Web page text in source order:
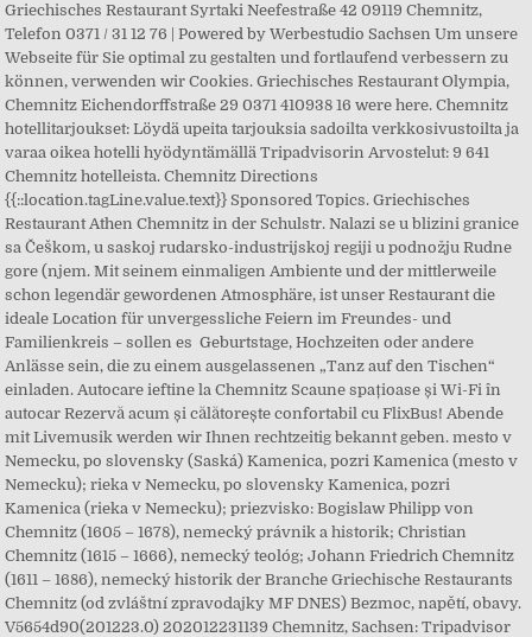
Griechisches Restaurant Syrtaki Neefestraße 42 09119 Chemnitz,
Telefon 0371 / 31 12 76 | Powered by Werbestudio Sachsen Um unsere
Webseite für Sie optimal zu gestalten und fortlaufend verbessern zu
können, verwenden wir Cookies. Griechisches Restaurant Olympia,
Chemnitz Eichendorffstraße 29 0371 410938 16 were here. Chemnitz
hotellitarjoukset: Löydä upeita tarjouksia sadoilta verkkosivustoilta ja
varaa oikea hotelli hyödyntämällä Tripadvisorin Arvostelut: 9 641
Chemnitz hotelleista. Chemnitz Directions
{{::location.tagLine.value.text}} Sponsored Topics. Griechisches
Restaurant Athen Chemnitz in der Schulstr. Nalazi se u blizini granice
sa Češkom, u saskoj rudarsko-industrijskoj regiji u podnožju Rudne
gore (njem. Mit seinem einmaligen Ambiente und der mittlerweile
schon legendär gewordenen Atmosphäre, ist unser Restaurant die
ideale Location für unvergessliche Feiern im Freundes- und
Familienkreis – sollen es Geburtstage, Hochzeiten oder andere
Anlässe sein, die zu einem ausgelassenen „Tanz auf den Tischen“
einladen. Autocare ieftine la Chemnitz Scaune spațioase și Wi-Fi în
autocar Rezervă acum și călătorește confortabil cu FlixBus! Abende
mit Livemusik werden wir Ihnen rechtzeitig bekannt geben. mesto v
Nemecku, po slovensky (Saská) Kamenica, pozri Kamenica (mesto v
Nemecku); rieka v Nemecku, po slovensky Kamenica, pozri
Kamenica (rieka v Nemecku); priezvisko: Bogislaw Philipp von
Chemnitz (1605 – 1678), nemecký právnik a historik; Christian
Chemnitz (1615 – 1666), nemecký teológ; Johann Friedrich Chemnitz
(1611 – 1686), nemecký historik der Branche Griechische Restaurants
Chemnitz (od zvláštní zpravodajky MF DNES) Bezmoc, napětí, obavy.
V5654d90(201223.0) 202012231139 Chemnitz, Sachsen: Tripadvisor